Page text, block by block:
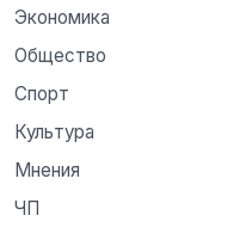
Экономика
Общество
Спорт
Культура
Мнения
ЧП